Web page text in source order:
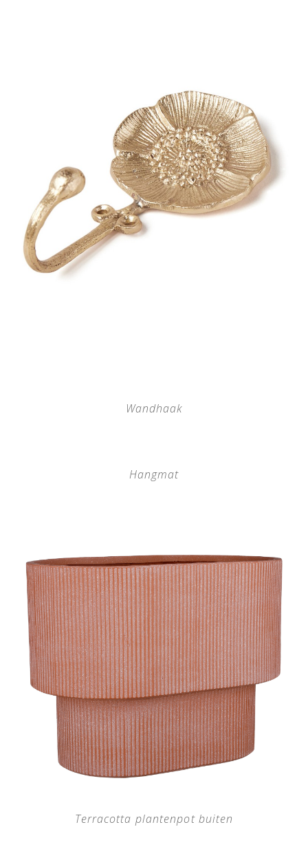
Wandhaak
Hangmat
Terracotta plantenpot buiten